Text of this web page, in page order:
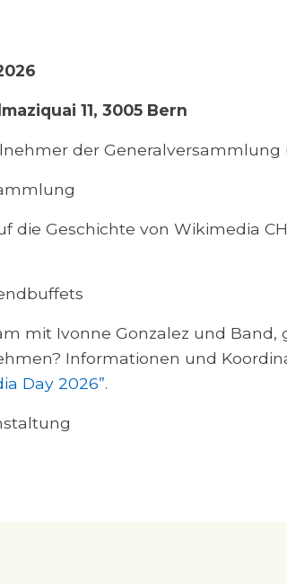
11, 3005 Bern
der Generalversammlung
die Geschichte von Wikimedia
mit Ivonne Gonzalez und Band,
Informationen und
Day 2026”.